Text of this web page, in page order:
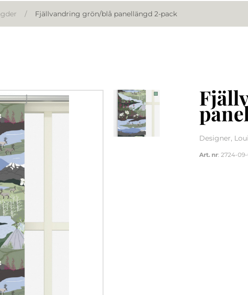
/ Fjällvandring grön/blå panellängd 2-pack
Designer,
Art. nr: 2724-